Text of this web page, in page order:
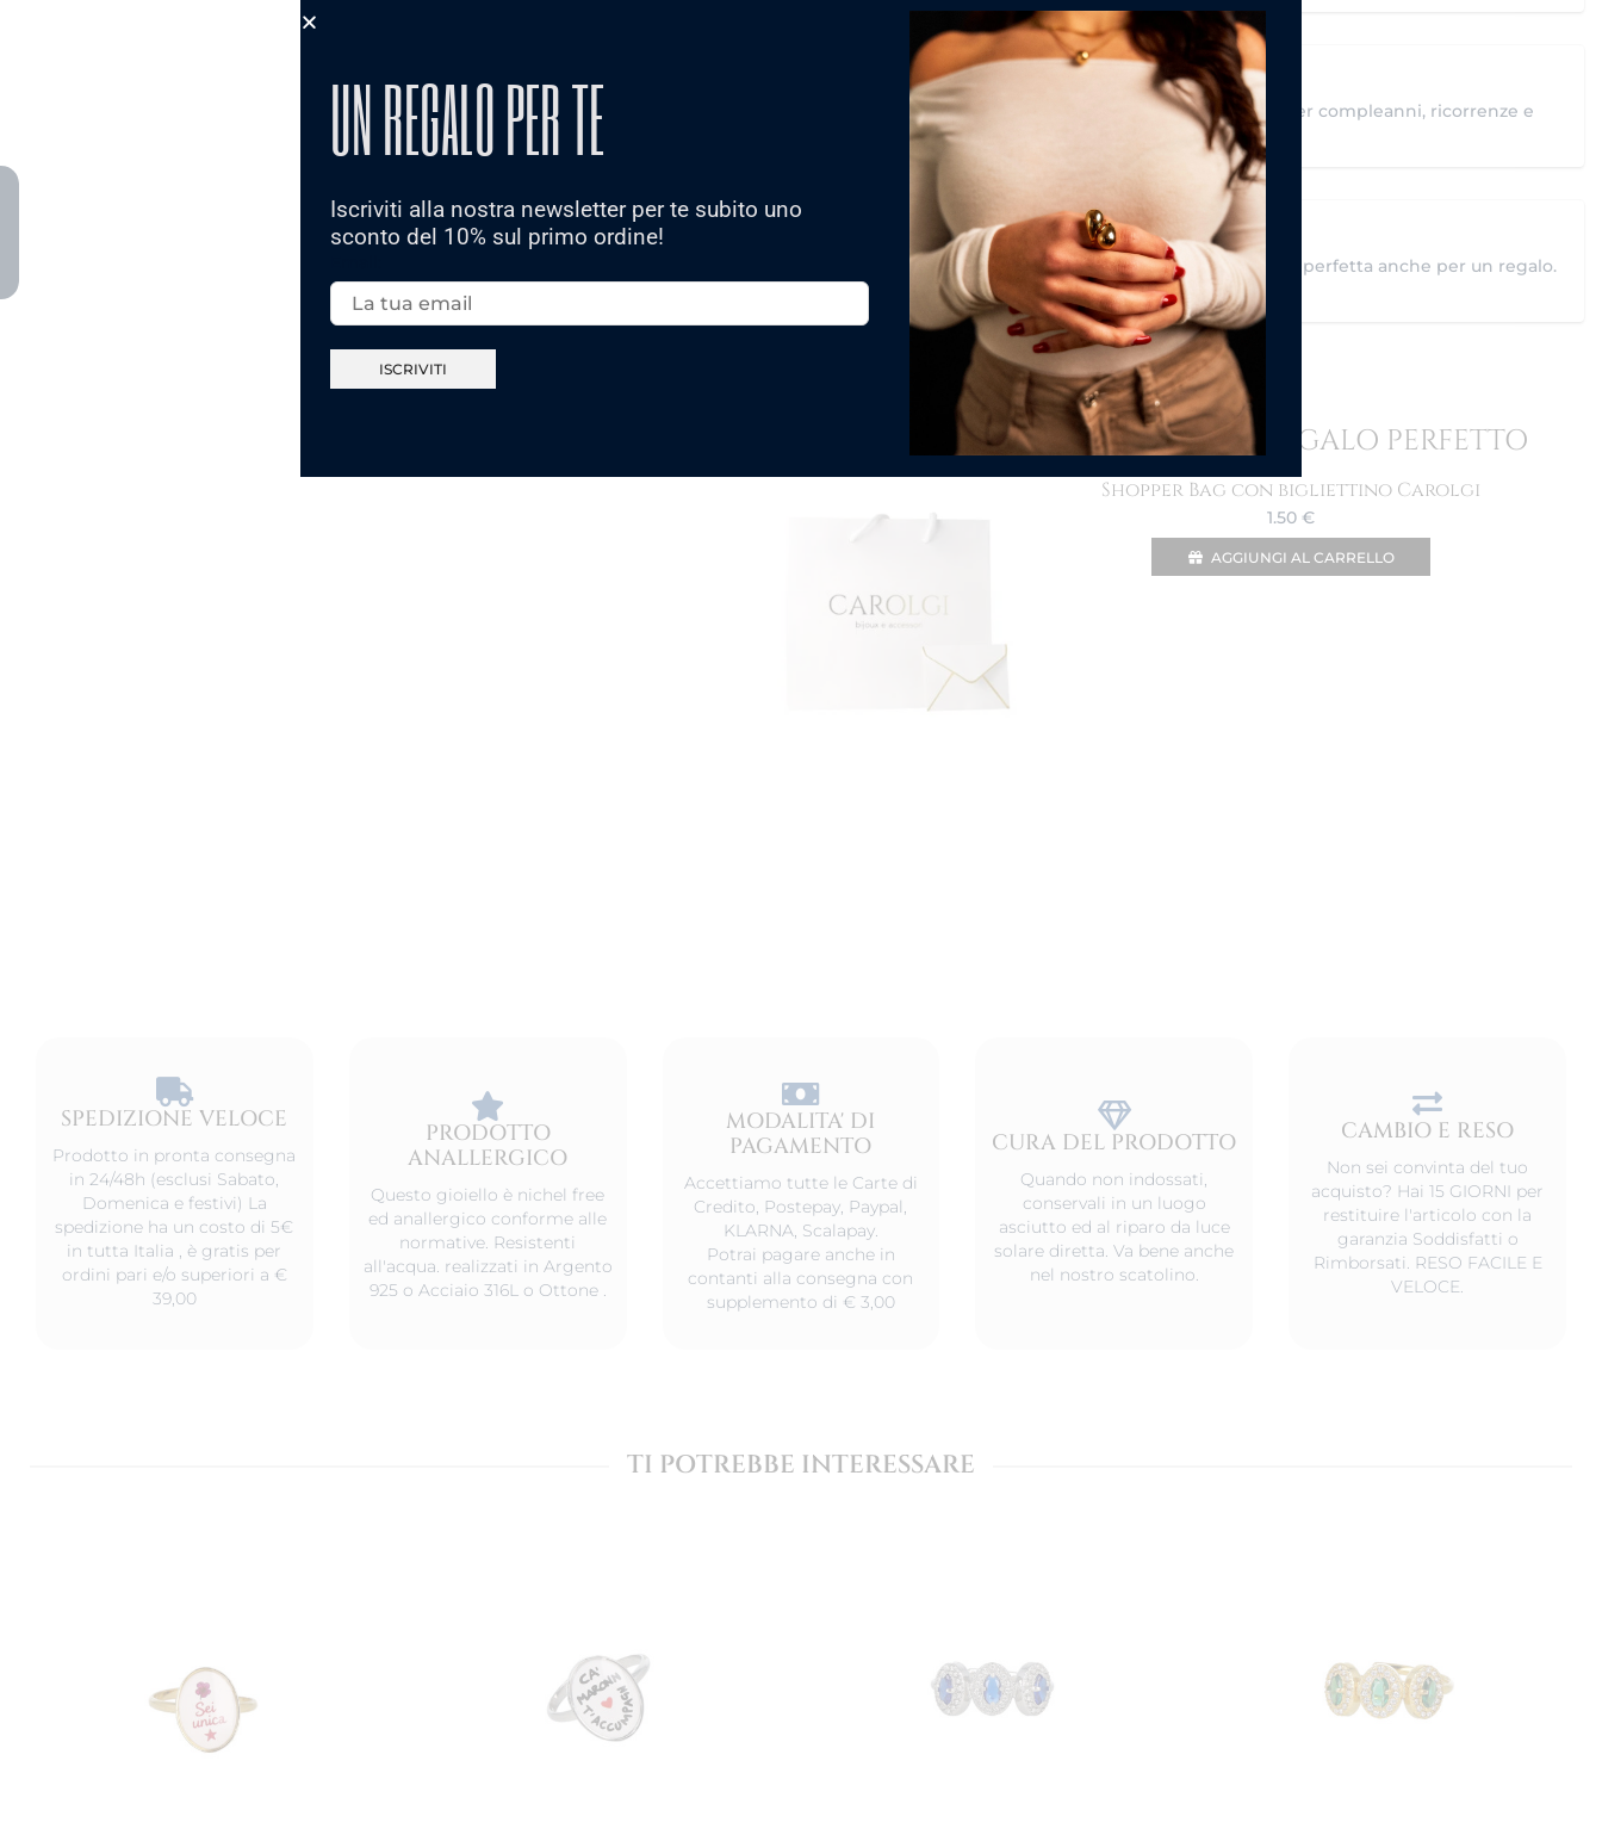
Sono adatti come idea regalo?
Assolutamente sì. Sono un regalo elegante e versatile, ideale per compleanni, ricorrenze e
Arrivano con confezione regalo?
Sì, vengono spediti in una confezione elegante firmata Carolgi, perfetta anche per un regalo.
TRASFORMA IL TUO ORDINE IN UN REGALO PERFETTO
Shopper Bag con bigliettino Carolgi
1.50 €
AGGIUNGI AL CARRELLO
SPEDIZIONE VELOCE​
Prodotto in pronta consegna
in 24/48h (esclusi Sabato,
Domenica e festivi) La
spedizione ha un costo di 5€
in tutta Italia , è gratis per
ordini pari e/o superiori a €
39,00
PRODOTTO
ANALLERGICO
Questo gioiello è nichel free
ed anallergico conforme alle
normative. Resistenti
all'acqua. realizzati in Argento
925 o Acciaio 316L o Ottone .
MODALITA' DI
PAGAMENTO
Accettiamo tutte le Carte di
Credito, Postepay, Paypal,
KLARNA, Scalapay.
Potrai pagare anche in
contanti alla consegna con
supplemento di € 3,00
CURA DEL PRODOTTO
Quando non indossati,
conservali in un luogo
asciutto ed al riparo da luce
solare diretta. Va bene anche
nel nostro scatolino.
CAMBIO E RESO
Non sei convinta del tuo
acquisto? Hai 15 GIORNI per
restituire l'articolo con la
garanzia Soddisfatti o
Rimborsati. RESO FACILE E
VELOCE.
TI POTREBBE INTERESSARE
UN REGALO PER TE
Iscriviti alla nostra newsletter per te subito uno
sconto del 10% sul primo ordine!